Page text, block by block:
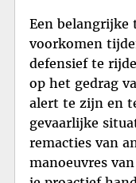
Een belangrijke
voorkomen
defensief te
op het gedrag
alert te zijn en
gevaarlijke
remacties van
manoeuvres